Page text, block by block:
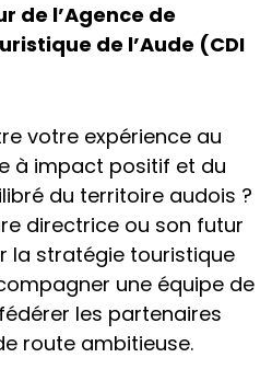
de l’Agence de
de l’Aude (CDI
votre expérience au
à impact positif et du
du territoire audois ?
directrice ou son futur
la stratégie touristique
une équipe de
les partenaires
route ambitieuse.